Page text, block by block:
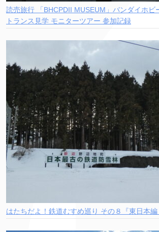
読売旅行 「BHCPDII MUSEUM」バンダイホビ
トランス見学 モニターツアー 参加記録
はたちだよ！鉄道むすめ巡り その８『東日本編